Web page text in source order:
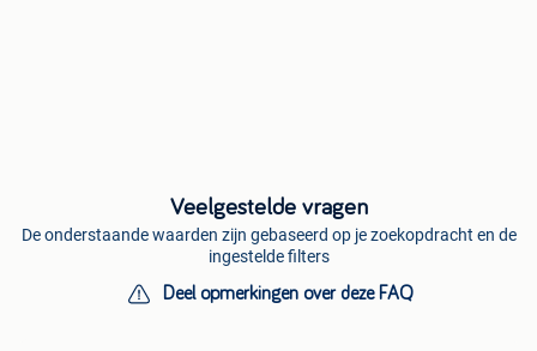
Veelgestelde vragen
De onderstaande waarden zijn gebaseerd op je zoekopdracht en de
ingestelde filters
Deel opmerkingen over deze FAQ